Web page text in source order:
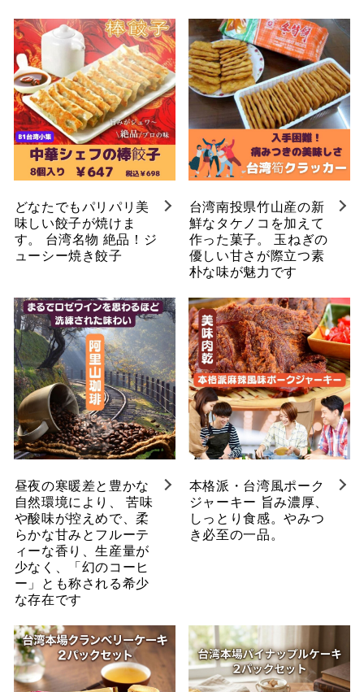
どなたでもパリパリ美
味しい餃子が焼けま
す。 台湾名物 絶品！ジ
ューシー焼き餃子
台湾南投県竹山産の新
鮮なタケノコを加えて
作った菓子。 玉ねぎの
優しい甘さが際立つ素
朴な味が魅力です
昼夜の寒暖差と豊かな
自然環境により、 苦味
や酸味が控えめで、柔
らかな甘みとフルーテ
ィーな香り、生産量が
少なく、「幻のコーヒ
ー」とも称される希少
な存在です
本格派・台湾風ポーク
ジャーキー 旨み濃厚、
しっとり食感。やみつ
き必至の一品。